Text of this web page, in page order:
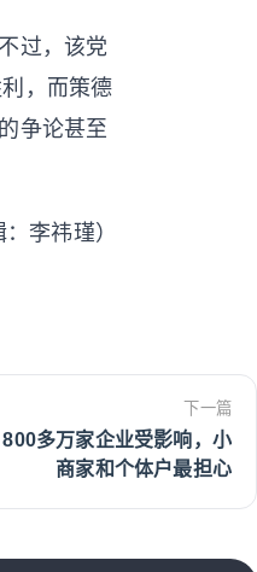
过，该党
，而策德
争论甚至
：李祎瑾）
下一篇
多万家企业受影响，小
商家和个体户最担心